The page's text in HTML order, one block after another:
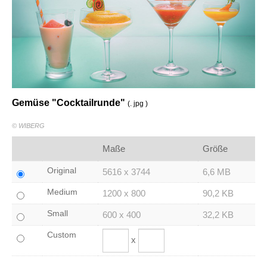
Gemüse "Cocktailrunde" (. jpg )
© WIBERG
Maße Größe
Original 5616 x 3744 6,6 MB
Medium 1200 x 800 90,2 KB
Small 600 x 400 32,2 KB
Custom x